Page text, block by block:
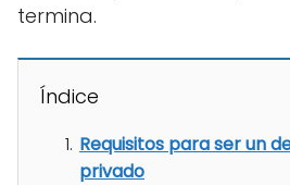
termina.
Índice
Requisitos para ser un
privado